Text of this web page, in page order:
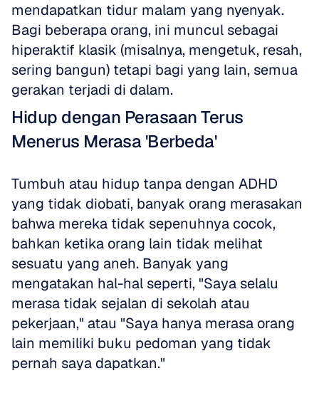
mendapatkan tidur malam yang nyenyak.
Bagi beberapa orang, ini muncul sebagai
hiperaktif klasik (misalnya, mengetuk, resah,
sering bangun) tetapi bagi yang lain, semua
gerakan terjadi di dalam.
Hidup dengan Perasaan Terus
Menerus Merasa 'Berbeda'
Tumbuh atau hidup tanpa dengan ADHD
yang tidak diobati, banyak orang merasakan
bahwa mereka tidak sepenuhnya cocok,
bahkan ketika orang lain tidak melihat
sesuatu yang aneh. Banyak yang
mengatakan hal-hal seperti, "Saya selalu
merasa tidak sejalan di sekolah atau
pekerjaan," atau "Saya hanya merasa orang
lain memiliki buku pedoman yang tidak
pernah saya dapatkan."